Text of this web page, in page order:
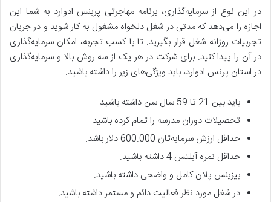
در این نوع از سرمایه‌گذاری، برنامه مهاجرتی پرینس ادوارد به شما این
اجازه را می‌دهد که مدتی در شغل دلخواه مشغول به کار شوید و در جریان
تجربیات روزانه شغل قرار بگیرید. تا با کسب تجربه، امکان سرمایه‌گذاری
در آن را پیدا کنید. برای شرکت در هر یک از سه روش بالا و سرمایه‌گذاری
در استان پرنس ادوارد، باید ویژگی‌های زیر را داشته باشید.
باید بین 21 تا 59 سال سن داشته باشید.
تحصیلات دوران مدرسه را تمام کرده باشید.
حداقل ارزش سرمایه‌تان 600.000 دلار باشد.
حداقل نمره آیلتس 4 داشته باشید.
بیزینس پلان کامل و واضحی داشته باشید.
در شغل مورد نظر فعالیت دائم و مستمر داشته باشید.